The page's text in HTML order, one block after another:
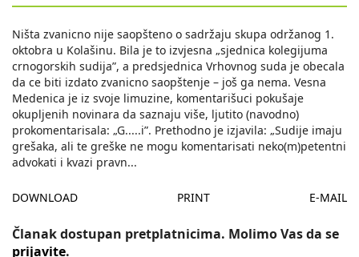
Ništa zvanicno nije saopšteno o sadržaju skupa održanog 1.
oktobra u Kolašinu. Bila je to izvjesna „sjednica kolegijuma
crnogorskih sudija”, a predsjednica Vrhovnog suda je obecala
da ce biti izdato zvanicno saopštenje – još ga nema. Vesna
Medenica je iz svoje limuzine, komentarišuci pokušaje
okupljenih novinara da saznaju više, ljutito (navodno)
prokomentarisala: „G.....i”. Prethodno je izjavila: „Sudije imaju
grešaka, ali te greške ne mogu komentarisati neko(m)petentni
advokati i kvazi pravn...
DOWNLOAD PRINT E-MAIL
Članak dostupan pretplatnicima. Molimo Vas da se
prijavite.